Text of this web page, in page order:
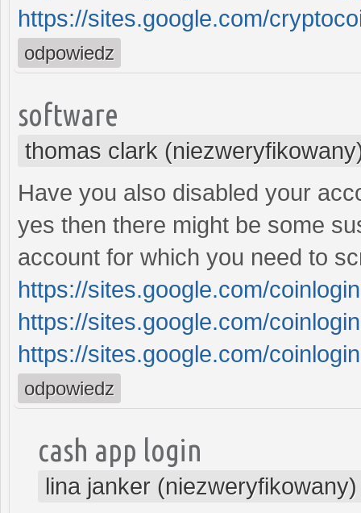
https://sites.google.com/
odpowiedz
software
thomas clark
Have you also disabled your
yes then there might be some
account for which you need to
https://sites.google.com/
https://sites.google.com/
https://sites.google.com/
odpowiedz
cash app login
lina janker (niezweryfikowany)